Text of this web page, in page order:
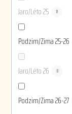
Jaro/Léto 25 0
Podzim/Zima 25-26
Jaro/Léto 26 0
Podzim/Zima 26-27